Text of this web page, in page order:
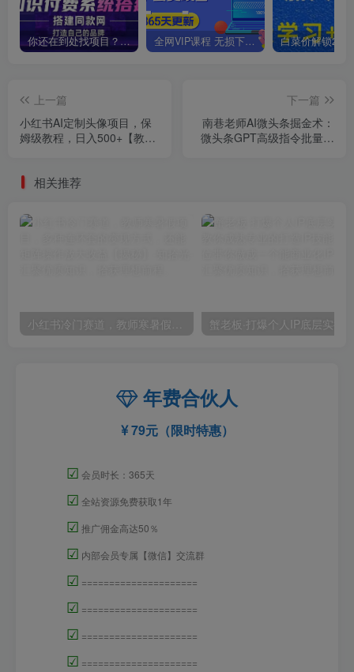
你还在到处找项目？还在当韭菜？我靠卖项目一个月收入5万+，曾经我也是个失败者。 全网VIP课程 无损下载~
上一篇
小红书AI定制头像项目，保
姆级教程，日入500+【教程
下一篇
南巷老师AI微头条掘金术：
微头条GPT高级指令批量写
相关推荐
小红书冷门赛道，教师寒暑假项目，多种连环套的变现方式，还能矩阵操作放大收益【揭秘】
年费合伙人
79元（限时特惠）
☑ 会员时长：365天
☑ 全站资源免费获取1年
☑ 推广佣金高达50％
☑ 内部会员专属【微信】交流群
☑ =====================
☑ =====================
☑ =====================
☑ =====================